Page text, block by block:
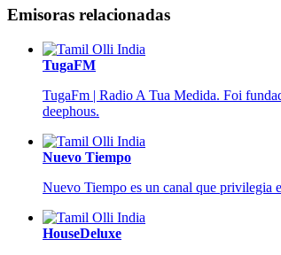
Emisoras relacionadas
TugaFM
TugaFm | Radio A Tua Medida. Foi
deephous.
Nuevo Tiempo
Nuevo Tiempo es un canal que privilegia
HouseDeluxe